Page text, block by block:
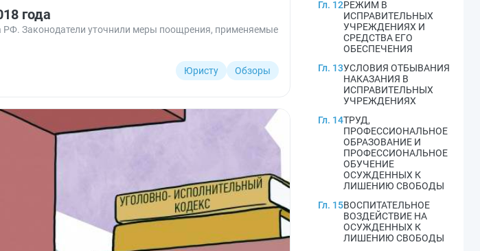
года
РФ. Законодатели уточнили меры поощрения, применяемые
Юристу Обзоры
Гл. 12РЕЖИМ В
ИСПРАВИТЕЛЬНЫХ
УЧРЕЖДЕНИЯХ И
СРЕДСТВА ЕГО
ОБЕСПЕЧЕНИЯ
Гл. 13УСЛОВИЯ ОТБЫВАНИЯ
НАКАЗАНИЯ В
ИСПРАВИТЕЛЬНЫХ
УЧРЕЖДЕНИЯХ
Гл. 14ТРУД,
ПРОФЕССИОНАЛЬНОЕ
ОБРАЗОВАНИЕ И
ПРОФЕССИОНАЛЬНОЕ
ОБУЧЕНИЕ
ОСУЖДЕННЫХ К
ЛИШЕНИЮ СВОБОДЫ
Гл. 15ВОСПИТАТЕЛЬНОЕ
ВОЗДЕЙСТВИЕ НА
ОСУЖДЕННЫХ К
ЛИШЕНИЮ СВОБОДЫ